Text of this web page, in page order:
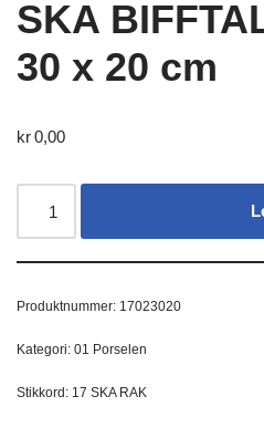
SKA
30 x 20 cm
kr0,00
Produktnummer: 17023020
Kategori: 01 Porselen
Stikkord: 17 SKA RAK